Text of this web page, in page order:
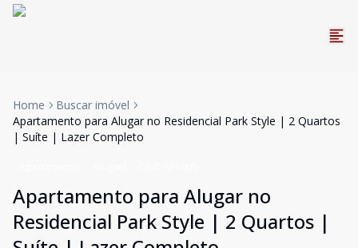
Home
Buscar imóvel
Apartamento para Alugar no Residencial Park Style | 2 Quartos
| Suíte | Lazer Completo
Apartamento para Alugar no
Residencial Park Style | 2 Quartos |